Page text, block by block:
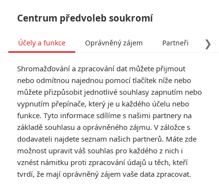
Tag: 30 dní dlouhá noc
ČLÁNKY FILMY(1) OSOBY(0) VIDEA (0)
Centrum předvoleb soukromí
❯
Účely a funkce Oprávněný zájem Partneři
Shromažďování a zpracování dat můžete přijmout
nebo odmítnou najednou pomocí tlačítek níže nebo
můžete přizpůsobit jednotlivé souhlasy zapnutím nebo
vypnutím přepínače, který je u každého účelu nebo
funkce. Tyto informace sdílíme s našimi partnery na
základě souhlasu a oprávněného zájmu. V záložce s
dodavateli najdete seznam našich partnerů. Máte zde
možnost upravit váš souhlas pro každého z nich i
vznést námitku proti zpracování údajů u těch, kteří
tvrdí, že mají oprávněný zájem vaše data zpracovat.